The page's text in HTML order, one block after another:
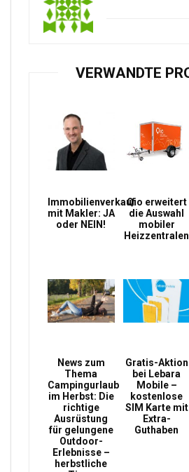
VERWANDTE
Immobilienverkauf
mit Makler: JA
oder NEIN!
Qio erweitert
die Auswahl
mobiler
Heizzentralen
News zum
Thema
Campingurlaub
im Herbst: Die
richtige
Ausrüstung
für gelungene
Outdoor-
Erlebnisse –
herbstliche
Gratis-Aktion
bei Lebara
Mobile –
kostenlose
SIM Karte mit
Extra-
Guthaben